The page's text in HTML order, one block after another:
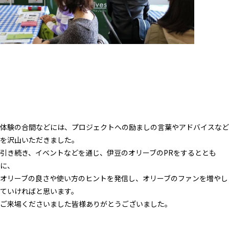
体験の合間などには、プロジェクトへの励ましの言葉やアドバイスなど
を沢山いただきました。
引き続き、イベントなどを通じ、伊豆のオリーブのPRをするととも
に、
オリーブの良さや使い方のヒントを発信し、オリーブのファンを増やし
ていければと思います。
ご来場くださいました皆様ありがとうございました。